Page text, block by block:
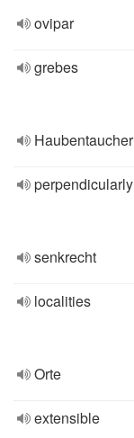
ovipar
grebes
Haubentaucher
perpendicularly
senkrecht
localities
Orte
extensible